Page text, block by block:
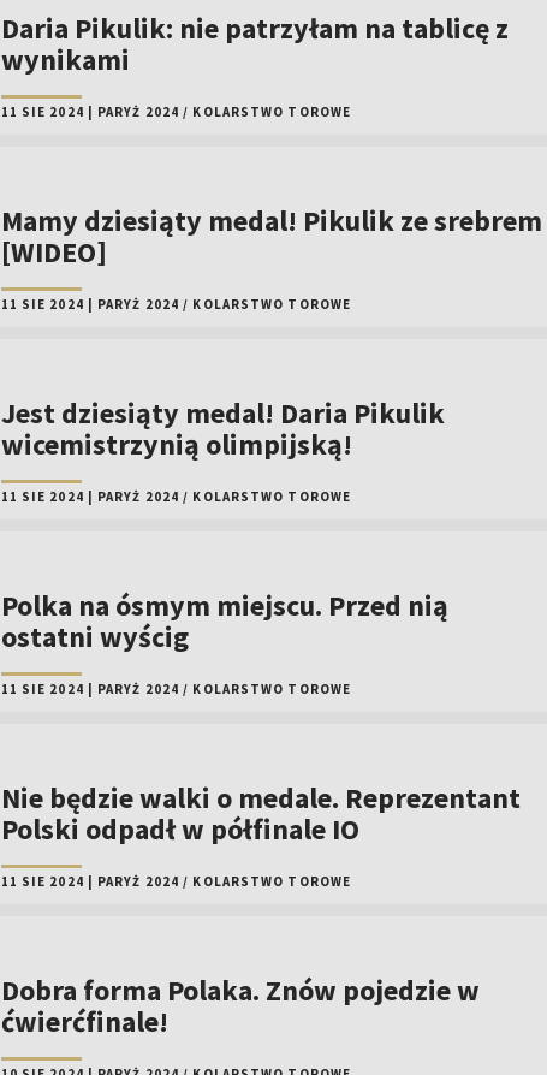
Daria Pikulik: nie patrzyłam na tablicę z
wynikami
11 SIE 2024 PARYŻ 2024 / KOLARSTWO TOROWE
Mamy dziesiąty medal! Pikulik ze srebrem
[WIDEO]
11 SIE 2024 PARYŻ 2024 / KOLARSTWO TOROWE
Jest dziesiąty medal! Daria Pikulik
wicemistrzynią olimpijską!
11 SIE 2024 PARYŻ 2024 / KOLARSTWO TOROWE
Polka na ósmym miejscu. Przed nią
ostatni wyścig
11 SIE 2024 PARYŻ 2024 / KOLARSTWO TOROWE
Nie będzie walki o medale. Reprezentant
Polski odpadł w półfinale IO
11 SIE 2024 PARYŻ 2024 / KOLARSTWO TOROWE
Dobra forma Polaka. Znów pojedzie w
ćwierćfinale!